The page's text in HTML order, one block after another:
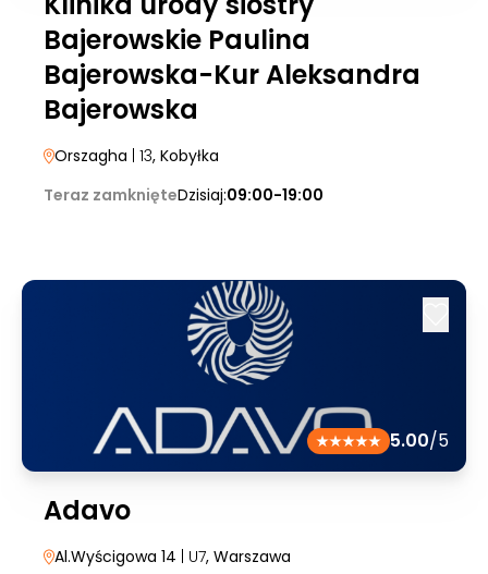
Bajerowskie Paulina
Bajerowska-Kur Aleksandra
Bajerowska
Orszagha | 13, Kobyłka
Teraz zamknięteDzisiaj:09:00-19:00
5.00/5
Adavo
Al.Wyścigowa 14 | U7, Warszawa